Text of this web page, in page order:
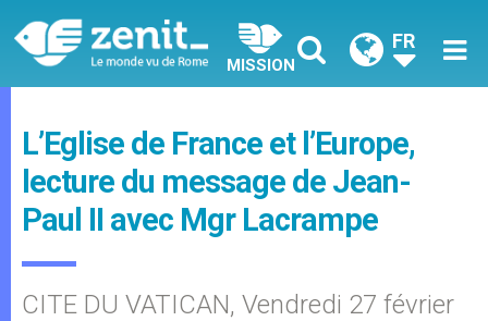
MISSION
FR
L’Eglise de France et l’Europe,
lecture du message de Jean-
Paul II avec Mgr Lacrampe
CITE DU VATICAN, Vendredi 27 février